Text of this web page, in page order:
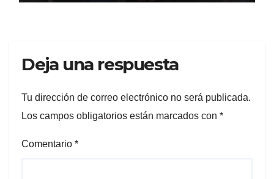
Deja una respuesta
Tu dirección de correo electrónico no será publicada.
Los campos obligatorios están marcados con *
Comentario *